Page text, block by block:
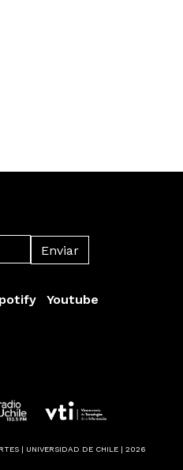
Youtube
| UNIVERSIDAD DE CHILE | 2026